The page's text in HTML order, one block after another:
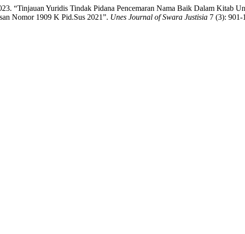
“Tinjauan Yuridis Tindak Pidana Pencemaran Nama Baik Dalam Kitab
Nomor 1909 K Pid.Sus 2021”. Unes Journal of Swara Justisia 7 (3): 901-